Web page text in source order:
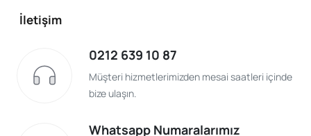
İletişim
0212 639 10 87
Müşteri hizmetlerimizden mesai saatleri içinde
bize ulaşın.
Whatsapp Numaralarımız